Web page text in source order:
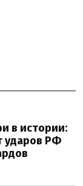
в истории:
ударов РФ